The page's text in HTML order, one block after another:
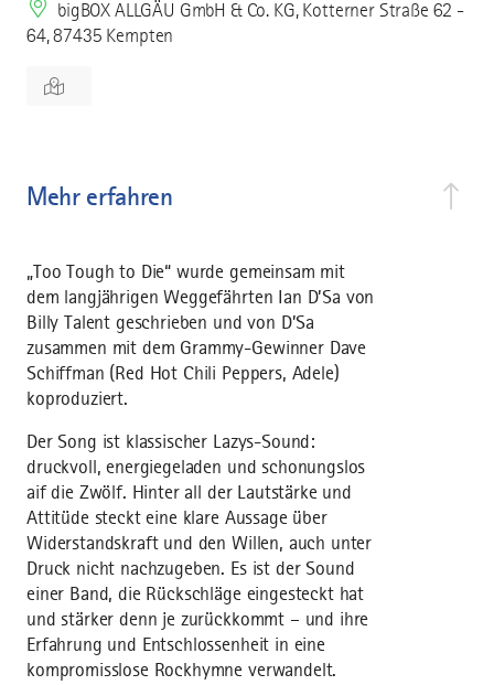
bigBOX ALLGÄU GmbH & Co. KG, Kotterner Straße 62 -
64, 87435 Kempten
Mehr erfahren
„Too Tough to Die“ wurde gemeinsam mit
dem langjährigen Weggefährten Ian D’Sa von
Billy Talent geschrieben und von D’Sa
zusammen mit dem Grammy-Gewinner Dave
Schiffman (Red Hot Chili Peppers, Adele)
koproduziert.
Der Song ist klassischer Lazys-Sound:
druckvoll, energiegeladen und schonungslos
aif die Zwölf. Hinter all der Lautstärke und
Attitüde steckt eine klare Aussage über
Widerstandskraft und den Willen, auch unter
Druck nicht nachzugeben. Es ist der Sound
einer Band, die Rückschläge eingesteckt hat
und stärker denn je zurückkommt – und ihre
Erfahrung und Entschlossenheit in eine
kompromisslose Rockhymne verwandelt.